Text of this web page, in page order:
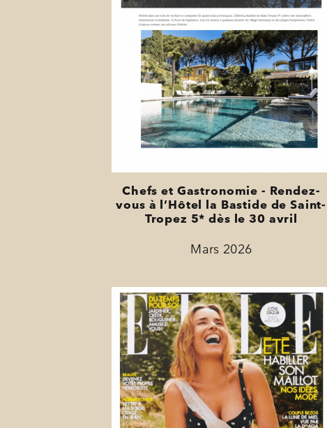
Chefs et Gastronomie - Rendez-
vous à l’Hôtel la Bastide de Saint-
Tropez 5* dès le 30 avril
Mars 2026